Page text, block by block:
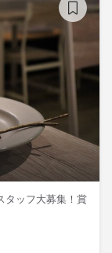
タッフ大募集！賞